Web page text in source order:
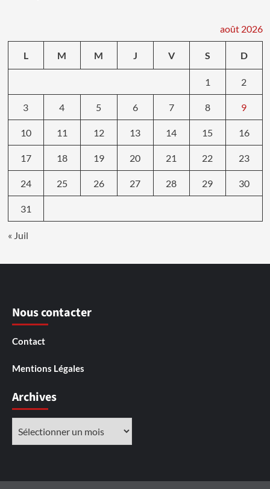
août 2026
L M M J V S D
1 2
3 4 5 6 7 8 9
10 11 12 13 14 15 16
17 18 19 20 21 22 23
24 25 26 27 28 29 30
31
« Juil
Nous contacter
Contact
Mentions Légales
Archives